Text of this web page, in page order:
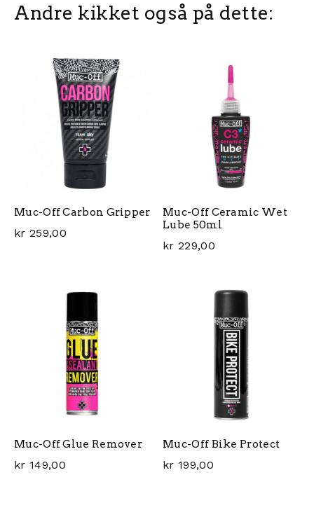
Andre kikket også på dette:
Muc-Off Carbon Gripper
kr 259,00
Muc-Off Ceramic Wet
Lube 50ml
kr 229,00
Muc-Off Glue Remover
kr 149,00
Muc-Off Bike Protect
kr 199,00